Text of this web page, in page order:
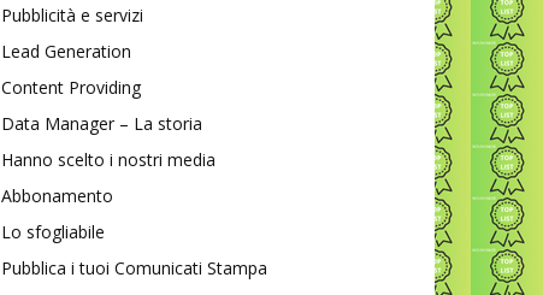
Pubblicità e servizi
Lead Generation
Content Providing
Data Manager – La storia
Hanno scelto i nostri media
Abbonamento
Lo sfogliabile
Pubblica i tuoi Comunicati Stampa